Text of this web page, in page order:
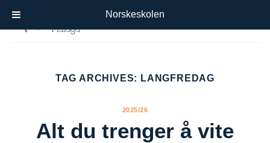
TAG ARCHIVES: LANGFREDAG
2025/26
Alt du trenger å vite
Norskeskolen